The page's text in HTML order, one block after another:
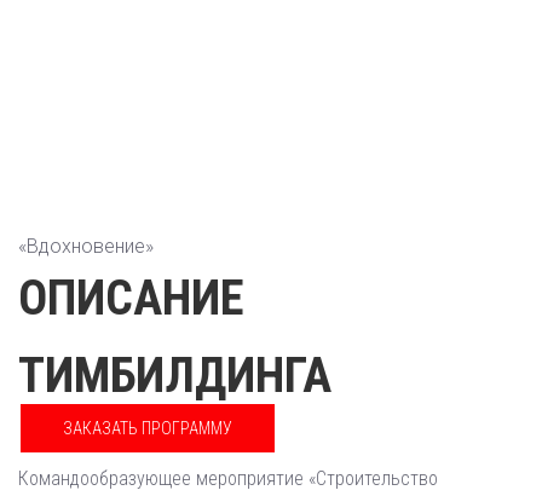
«Вдохновение»
ОПИСАНИЕ
ТИМБИЛДИНГА
ЗАКАЗАТЬ ПРОГРАММУ
Командообразующее мероприятие «Строительство